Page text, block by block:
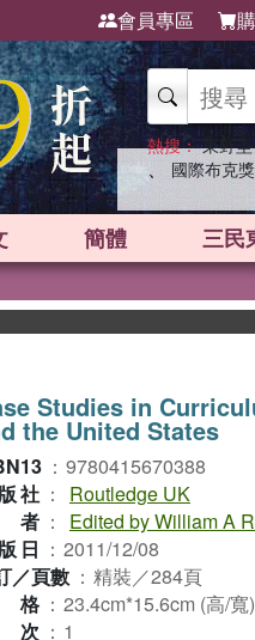
會員專區
熱搜： 東野
、 國際布克
簡體 三民
Studies in
the United States
： 9780415670388
社 ：
Routledge UK
者 ：
Edited by William A
日 ： 2011/12/08
／頁數 ： 精裝／284頁
格 ： 23.4cm*15.6cm (高/寬)
次 ： 1